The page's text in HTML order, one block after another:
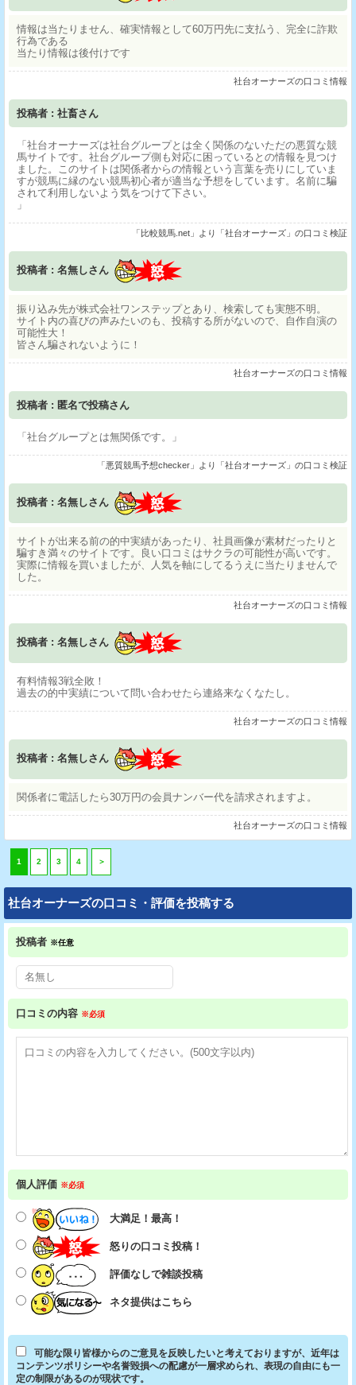
情報は当たりません、確実情報として60万円先に支払う、完全に詐欺
行為である
当たり情報は後付けです
社台オーナーズの口コミ情報
投稿者 : 社畜さん
「社台オーナーズは社台グループとは全く関係のないただの悪質な競
馬サイトです。社台グループ側も対応に困っているとの情報を見つけ
ました。このサイトは関係者からの情報という言葉を売りにしていま
すが競馬に縁のない競馬初心者が適当な予想をしています。名前に騙
されて利用しないよう気をつけて下さい。
」
「比較競馬.net」より「社台オーナーズ」の口コミ検証
投稿者 : 名無しさん
振り込み先が株式会社ワンステップとあり、検索しても実態不明。
サイト内の喜びの声みたいのも、投稿する所がないので、自作自演の
可能性大！
皆さん騙されないように！
社台オーナーズの口コミ情報
投稿者 : 匿名で投稿さん
「社台グループとは無関係です。」
「悪質競馬予想checker」より「社台オーナーズ」の口コミ検証
投稿者 : 名無しさん
サイトが出来る前の的中実績があったり、社員画像が素材だったりと
騙すき満々のサイトです。良い口コミはサクラの可能性が高いです。
実際に情報を買いましたが、人気を軸にしてるうえに当たりませんで
した。
社台オーナーズの口コミ情報
投稿者 : 名無しさん
有料情報3戦全敗！
過去の的中実績について問い合わせたら連絡来なくなたし。
社台オーナーズの口コミ情報
投稿者 : 名無しさん
関係者に電話したら30万円の会員ナンバー代を請求されますよ。
社台オーナーズの口コミ情報
1 2 3 4 ＞
社台オーナーズの口コミ・評価を投稿する
投稿者 ※任意
口コミの内容 ※必須
個人評価 ※必須
大満足！最高！
怒りの口コミ投稿！
評価なしで雑談投稿
ネタ提供はこちら
可能な限り皆様からのご意見を反映したいと考えておりますが、近年は
コンテンツポリシーや名誉毀損への配慮が一層求められ、表現の自由にも一
定の制限があるのが現状です。